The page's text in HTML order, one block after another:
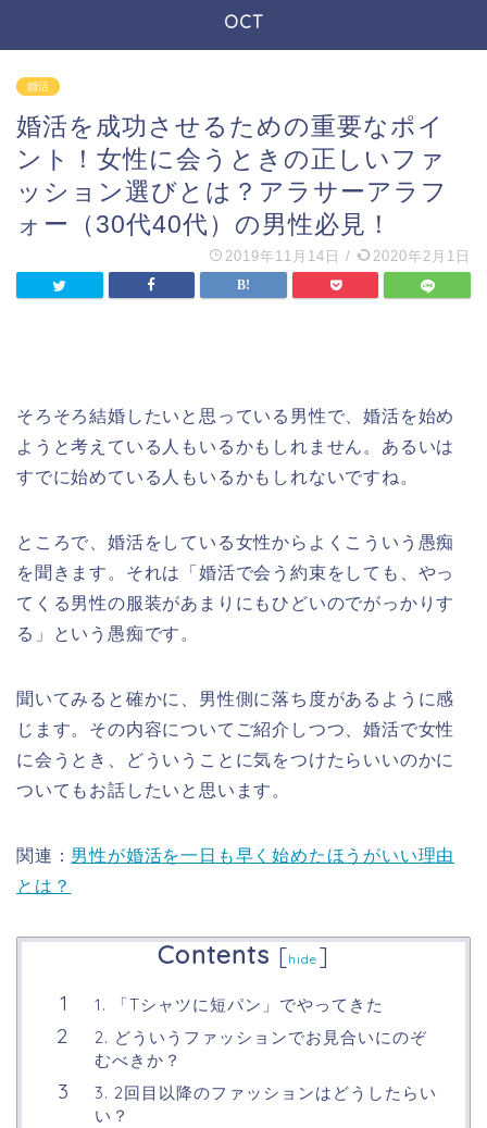
OCT
婚活
婚活を成功させるための重要なポイ
ント！女性に会うときの正しいファ
ッション選びとは？アラサーアラフ
ォー（30代40代）の男性必見！
2019年11月14日 / 2020年2月1日
そろそろ結婚したいと思っている男性で、婚活を始め
ようと考えている人もいるかもしれません。あるいは
すでに始めている人もいるかもしれないですね。
ところで、婚活をしている女性からよくこういう愚痴
を聞きます。それは「婚活で会う約束をしても、やっ
てくる男性の服装があまりにもひどいのでがっかりす
る」という愚痴です。
聞いてみると確かに、男性側に落ち度があるように感
じます。その内容についてご紹介しつつ、婚活で女性
に会うとき、どういうことに気をつけたらいいのかに
ついてもお話したいと思います。
関連： 男性が婚活を一日も早く始めたほうがいい理由
とは？
Contents [hide ]
1. 「Tシャツに短パン」でやってきた
2. どういうファッションでお見合いにのぞ
むべきか？
3. 2回目以降のファッションはどうしたらい
い？